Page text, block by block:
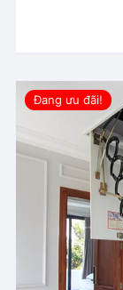
Đang ưu đãi!